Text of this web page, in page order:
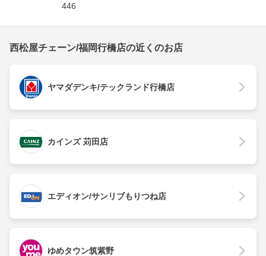
446
西松屋チェーン/福岡行橋店の近くのお店
ヤマダデンキ/テックランド行橋店
カインズ 苅田店
エディオン/サンリブもりつね店
ゆめタウン筑紫野